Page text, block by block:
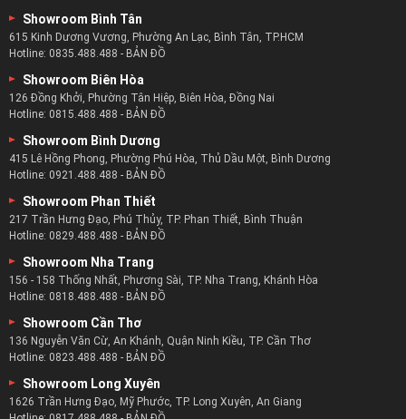
Showroom Bình Tân
615 Kinh Dương Vương, Phường An Lạc, Bình Tân, TP.HCM
Hotline: 0835.488.488 - BẢN ĐỒ
Showroom Biên Hòa
126 Đồng Khởi, Phường Tân Hiệp, Biên Hòa, Đồng Nai
Hotline: 0815.488.488 - BẢN ĐỒ
Showroom Bình Dương
415 Lê Hồng Phong, Phường Phú Hòa, Thủ Dầu Một, Bình Dương
Hotline: 0921.488.488 - BẢN ĐỒ
Showroom Phan Thiết
217 Trần Hưng Đạo, Phú Thủy, TP. Phan Thiết, Bình Thuận
Hotline: 0829.488.488 - BẢN ĐỒ
Showroom Nha Trang
156 - 158 Thống Nhất, Phương Sài, TP. Nha Trang, Khánh Hòa
Hotline: 0818.488.488 - BẢN ĐỒ
Showroom Cần Thơ
136 Nguyễn Văn Cừ, An Khánh, Quận Ninh Kiều, TP. Cần Thơ
Hotline: 0823.488.488 - BẢN ĐỒ
Showroom Long Xuyên
1626 Trần Hưng Đạo, Mỹ Phước, TP. Long Xuyên, An Giang